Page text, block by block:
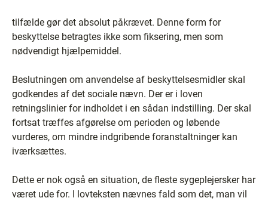
tilfælde gør det absolut påkrævet. Denne form for
beskyttelse betragtes ikke som fiksering, men som
nødvendigt hjælpemiddel.
Beslutningen om anvendelse af beskyttelsesmidler skal
godkendes af det sociale nævn. Der er i loven
retningslinier for indholdet i en sådan indstilling. Der skal
fortsat træffes afgørelse om perioden og løbende
vurderes, om mindre indgribende foranstaltninger kan
iværksættes.
Dette er nok også en situation, de fleste sygeplejersker har
været ude for. I lovteksten nævnes fald som det, man vil